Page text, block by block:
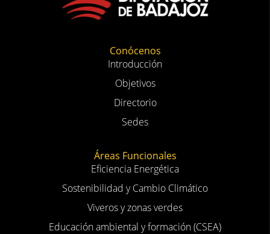
Conócenos
Introducción
Objetivos
Directorio
Sedes
Áreas Funcionales
Eficiencia Energética
Sostenibilidad y Cambio Climático
Viveros y zonas verdes
Educación ambiental y formación (CSEA)